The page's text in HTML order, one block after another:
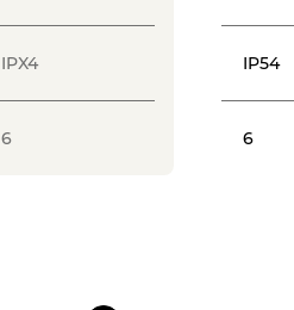
IPX4
6
IP54
6